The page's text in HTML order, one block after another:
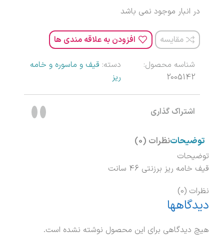
در انبار موجود نمی باشد
مقایسه افزودن به علاقه مندی ها
شناسه محصول:
2005142
دسته: قیف و ماسوره و خامه
ریز
اشتراک گذاری
توضیحاتنظرات (0)
توضیحات
قیف خامه ریز برزنتی 46 سانت
نظرات (0)
دیدگاهها
هیچ دیدگاهی برای این محصول نوشته نشده است.